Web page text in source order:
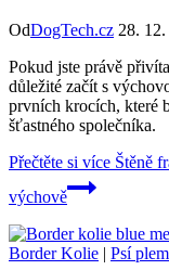
OdDogTech.cz 28.
Pokud jste právě
důležité začít s
prvních krocích, které
šťastného společníka.
Přečtěte si více Štěně
výchově
Border Kolie | Psí